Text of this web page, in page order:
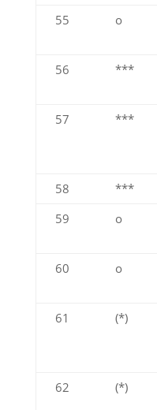
55
o
56
***
57
***
58
***
59
o
60
o
61
(*)
62
(*)